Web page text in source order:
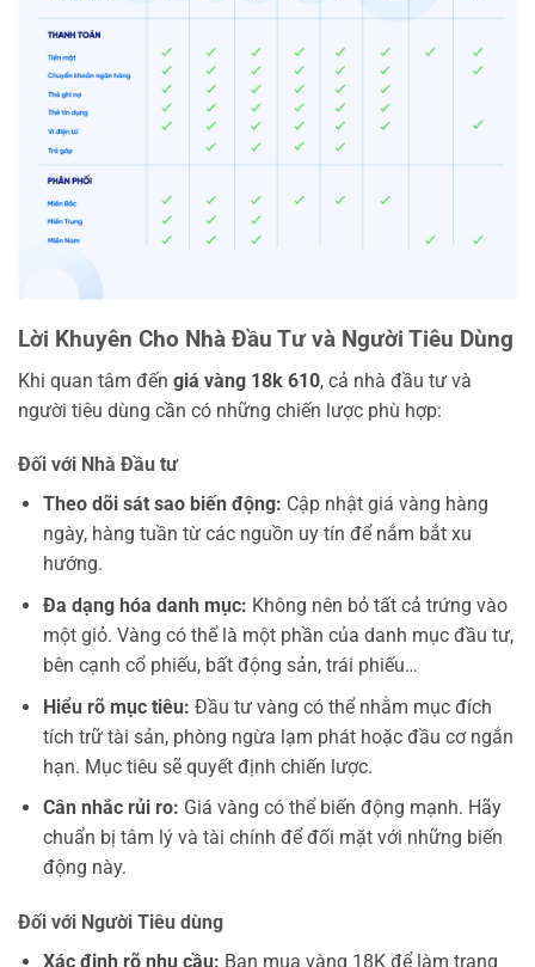
Lời Khuyên Cho Nhà Đầu Tư và Người Tiêu Dùng
Khi quan tâm đến giá vàng 18k 610, cả nhà đầu tư và
người tiêu dùng cần có những chiến lược phù hợp:
Đối với Nhà Đầu tư
Theo dõi sát sao biến động: Cập nhật giá vàng hàng
ngày, hàng tuần từ các nguồn uy tín để nắm bắt xu
hướng.
Đa dạng hóa danh mục: Không nên bỏ tất cả trứng vào
một giỏ. Vàng có thể là một phần của danh mục đầu tư,
bên cạnh cổ phiếu, bất động sản, trái phiếu…
Hiểu rõ mục tiêu: Đầu tư vàng có thể nhằm mục đích
tích trữ tài sản, phòng ngừa lạm phát hoặc đầu cơ ngắn
hạn. Mục tiêu sẽ quyết định chiến lược.
Cân nhắc rủi ro: Giá vàng có thể biến động mạnh. Hãy
chuẩn bị tâm lý và tài chính để đối mặt với những biến
động này.
Đối với Người Tiêu dùng
Xác định rõ nhu cầu: Bạn mua vàng 18K để làm trang